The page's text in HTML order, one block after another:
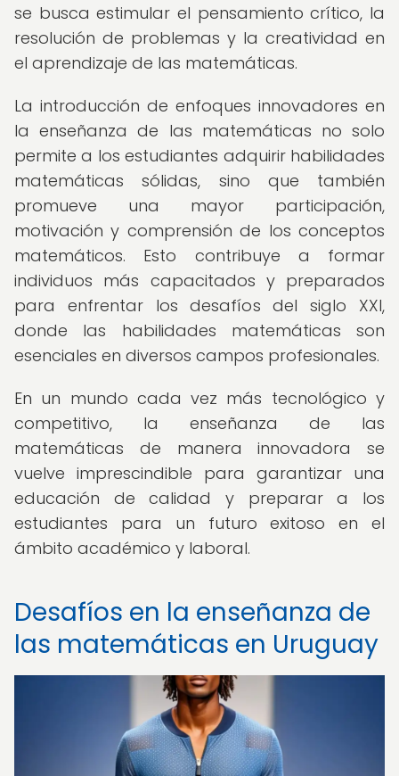
se busca estimular el pensamiento crítico, la
resolución de problemas y la creatividad en
el aprendizaje de las matemáticas.
La introducción de enfoques innovadores en
la enseñanza de las matemáticas no solo
permite a los estudiantes adquirir habilidades
matemáticas sólidas, sino que también
promueve una mayor participación,
motivación y comprensión de los conceptos
matemáticos. Esto contribuye a formar
individuos más capacitados y preparados
para enfrentar los desafíos del siglo XXI,
donde las habilidades matemáticas son
esenciales en diversos campos profesionales.
En un mundo cada vez más tecnológico y
competitivo, la enseñanza de las
matemáticas de manera innovadora se
vuelve imprescindible para garantizar una
educación de calidad y preparar a los
estudiantes para un futuro exitoso en el
ámbito académico y laboral.
Desafíos en la enseñanza de
las matemáticas en Uruguay